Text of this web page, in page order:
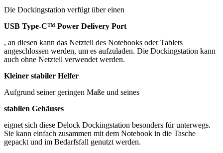
Die Dockingstation verfügt über einen
USB Type-C™ Power Delivery Port
, an diesen kann das Netzteil des Notebooks oder Tablets
angeschlossen werden, um es aufzuladen. Die Dockingstation kann
auch ohne Netzteil verwendet werden.
Kleiner stabiler Helfer
Aufgrund seiner geringen Maße und seines
stabilen Gehäuses
eignet sich diese Delock Dockingstation besonders für unterwegs.
Sie kann einfach zusammen mit dem Notebook in die Tasche
gepackt und im Bedarfsfall genutzt werden.